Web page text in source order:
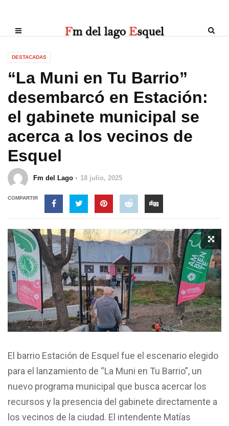
DESTACADAS
“La Muni en Tu Barrio”
desembarcó en Estación:
el gabinete municipal se
acerca a los vecinos de
Esquel
Fm del Lago 18 julio, 2025
COMPARTIR
El barrio Estación de Esquel fue el escenario elegido
para el lanzamiento de “La Muni en Tu Barrio”, un
nuevo programa municipal que busca acercar los
recursos y la presencia del gabinete directamente a
los vecinos de la ciudad. El intendente Matías